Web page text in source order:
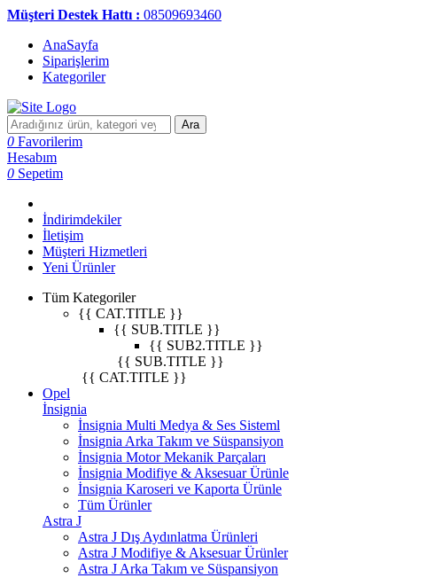
Müşteri Destek Hattı : 08509693460
AnaSayfa
Siparişlerim
Kategoriler
Ara
0 Favorilerim
Hesabım
0 Sepetim
İndirimdekiler
İletişim
Müşteri Hizmetleri
Yeni Ürünler
Tüm Kategoriler
{{ CAT.TITLE }}
{{ SUB.TITLE }}
{{ SUB2.TITLE }}
{{ SUB.TITLE }}
{{ CAT.TITLE }}
Opel
İnsignia
İnsignia Multi Medya & Ses Sisteml
İnsignia Arka Takım ve Süspansiyon
İnsignia Motor Mekanik Parçaları
İnsignia Modifiye & Aksesuar Ürünle
İnsignia Karoseri ve Kaporta Ürünle
Tüm Ürünler
Astra J
Astra J Dış Aydınlatma Ürünleri
Astra J Modifiye & Aksesuar Ürünler
Astra J Arka Takım ve Süspansiyon